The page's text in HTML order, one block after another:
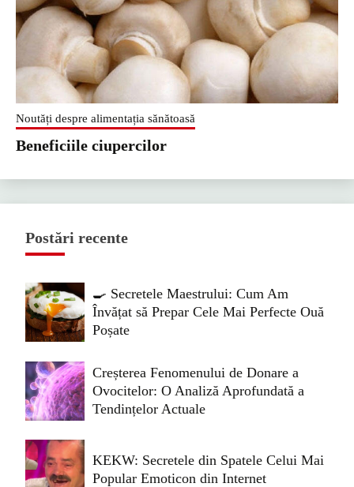
Noutăți despre alimentația sănătoasă
Beneficiile ciupercilor
Postări recente
🍳 Secretele Maestrului: Cum Am
Învățat să Prepar Cele Mai Perfecte Ouă
Poșate
Creșterea Fenomenului de Donare a
Ovocitelor: O Analiză Aprofundată a
Tendințelor Actuale
KEKW: Secretele din Spatele Celui Mai
Popular Emoticon din Internet